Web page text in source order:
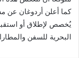
كما أعلن أردوغان عن
يُخصص لإطلاق أو
البحرية للسفن